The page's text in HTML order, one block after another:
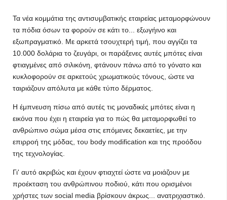
Τα νέα κομμάτια της αντισυμβατικής εταιρείας μεταμορφώνουν
τα πόδια όσων τα φορούν σε κάτι το... εξωγήινο και
εξωπραγματικό. Με αρκετά τσουχτερή τιμή, που αγγίζει τα
10.000 δολάρια το ζευγάρι, οι παράξενες αυτές μπότες είναι
φτιαγμένες από σιλικόνη, φτάνουν πάνω από το γόνατο και
κυκλοφορούν σε αρκετούς χρωματικούς τόνους, ώστε να
ταιριάζουν απόλυτα με κάθε τύπο δέρματος.
Η έμπνευση πίσω από αυτές τις μοναδικές μπότες είναι η
εικόνα που έχει η εταιρεία για το πώς θα μεταμορφωθεί το
ανθρώπινο σώμα μέσα στις επόμενες δεκαετίες, με την
επιρροή της μόδας, του body modification και της προόδου
της τεχνολογίας.
Γι' αυτό ακριβώς και έχουν φτιαχτεί ώστε να μοιάζουν με
προέκταση του ανθρώπινου ποδιού, κάτι που ορισμένοι
χρήστες των social media βρίσκουν άκρως... ανατριχιαστικό.